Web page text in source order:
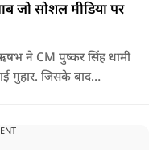
जो सोशल मीडिया पर
ने CM पुष्कर सिंह धामी
गुहार. जिसके बाद